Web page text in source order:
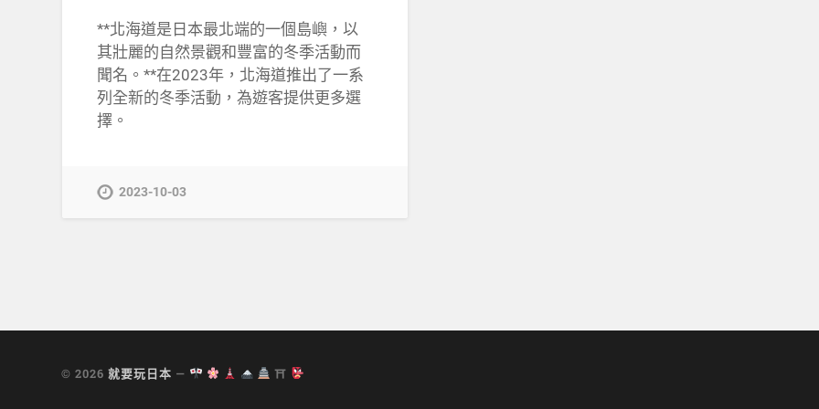
**北海道是日本最北端的一個島嶼，以
其壯麗的自然景觀和豐富的冬季活動而
聞名。**在2023年，北海道推出了一系
列全新的冬季活動，為遊客提供更多選
擇。
2023-10-03
© 2026就要玩日本 — ⛩